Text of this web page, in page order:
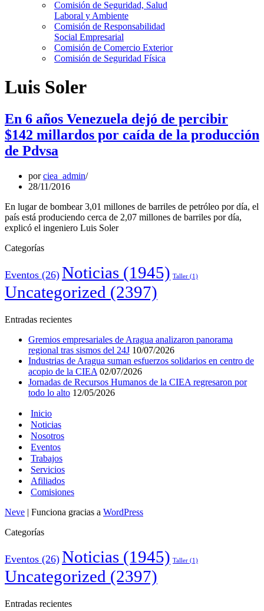
Comisión de Seguridad, Salud
Laboral y Ambiente
Comisión de Responsabilidad
Social Empresarial
Comisión de Comercio Exterior
Comisión de Seguridad Física
Luis Soler
En 6 años Venezuela dejó de percibir
$142 millardos por caída de la producción
de Pdvsa
porciea_admin
28/11/2016
En lugar de bombear 3,01 millones de barriles de petróleo por día, el
país está produciendo cerca de 2,07 millones de barriles por día,
explicó el ingeniero Luis Soler
Categorías
Eventos (26) Noticias (1945) Taller (1)
Uncategorized (2397)
Entradas recientes
Gremios empresariales de Aragua analizaron panorama
regional tras sismos del 24J 10/07/2026
Industrias de Aragua suman esfuerzos solidarios en centro de
acopio de la CIEA 02/07/2026
Jornadas de Recursos Humanos de la CIEA regresaron por
todo lo alto 12/05/2026
Inicio
Noticias
Nosotros
Eventos
Trabajos
Servicios
Afiliados
Comisiones
Neve | Funciona gracias a WordPress
Categorías
Eventos (26) Noticias (1945) Taller (1)
Uncategorized (2397)
Entradas recientes